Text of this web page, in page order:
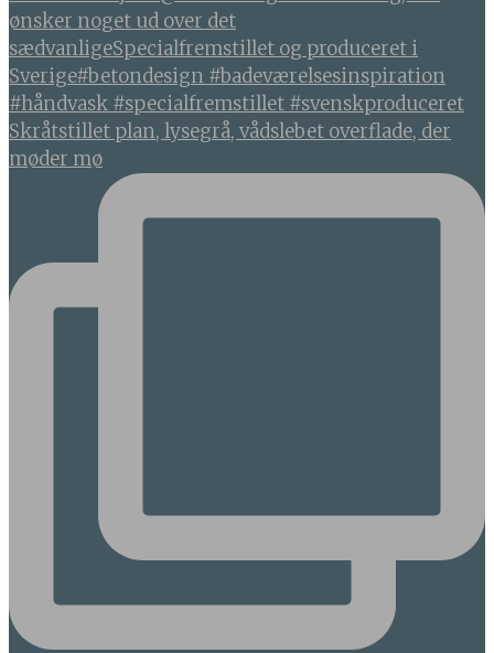
Skråtstillet plan, lysegrå, vådslebet overflade, der
møder mø